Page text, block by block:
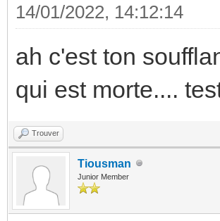
14/01/2022, 14:12:14
ah c'est ton
qui est morte....
Trouver
Tiousman
Junior Member